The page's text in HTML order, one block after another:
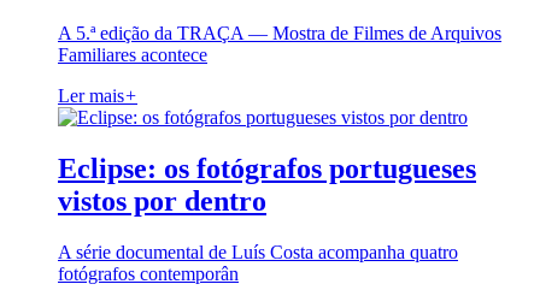
A 5.ª edição da TRAÇA — Mostra de Filmes de Arquivos
Familiares acontece
Ler mais+
Eclipse: os fotógrafos portugueses
vistos por dentro
A série documental de Luís Costa acompanha quatro
fotógrafos contemporân